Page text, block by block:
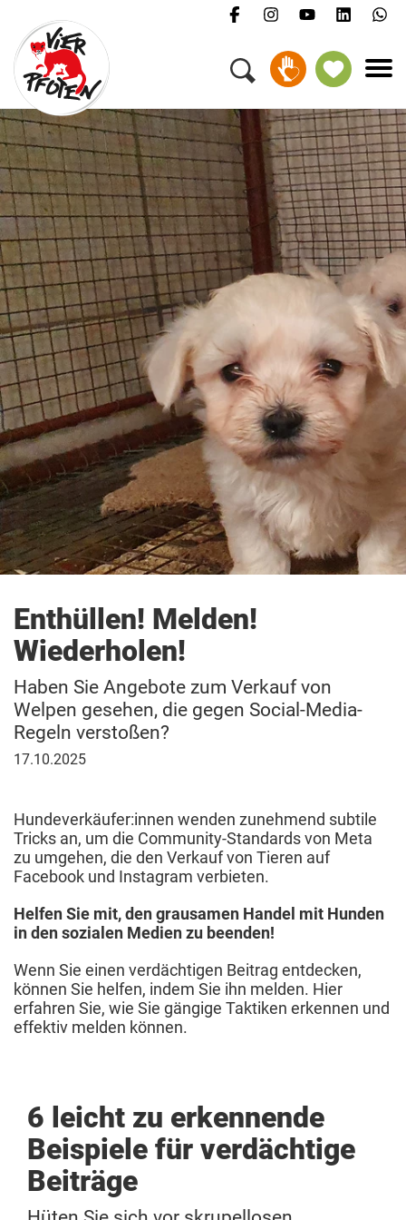
Enthüllen! Melden!
Wiederholen!
Haben Sie Angebote zum Verkauf von
Welpen gesehen, die gegen Social-Media-
Regeln verstoßen?
17.
17.10.2025
Hundeverkäufer:innen wenden zunehmend subtile
Tricks an, um die Community-Standards von Meta
zu umgehen, die den Verkauf von Tieren auf
Facebook und Instagram verbieten.
Helfen Sie mit, den grausamen Handel mit Hunden
in den sozialen Medien zu beenden!
Wenn Sie einen verdächtigen Beitrag entdecken,
können Sie helfen, indem Sie ihn melden. Hier
erfahren Sie, wie Sie gängige Taktiken erkennen und
effektiv melden können.
6 leicht zu erkennende
Beispiele für verdächtige
Beiträge
Menü
Kampagnen & Themen
Tiere
Helfen
Über uns
Jobs
Presse
FAQ
Newsletter
Kontakt
Spenden
Petition
Patenschaft